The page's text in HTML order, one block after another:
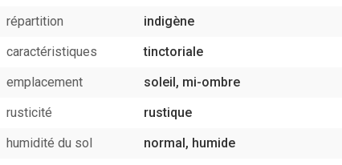
répartition
indigène
caractéristiques
tinctoriale
emplacement
soleil, mi-ombre
rusticité
rustique
humidité du sol
normal, humide